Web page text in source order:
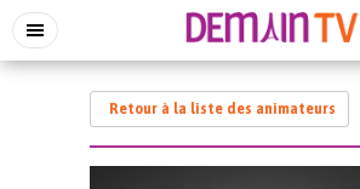
Retour à la liste des animateurs